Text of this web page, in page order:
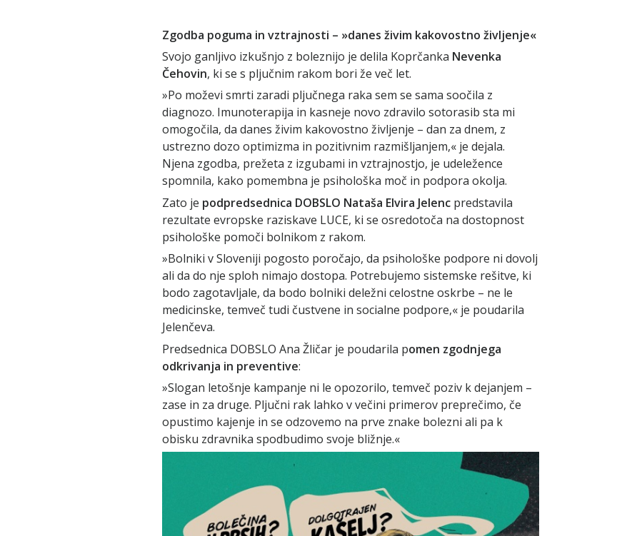
Zgodba poguma in vztrajnosti – »danes živim kakovostno življenje«
Svojo ganljivo izkušnjo z boleznijo je delila Koprčanka Nevenka
Čehovin, ki se s pljučnim rakom bori že več let.
»Po moževi smrti zaradi pljučnega raka sem se sama soočila z
diagnozo. Imunoterapija in kasneje novo zdravilo sotorasib sta mi
omogočila, da danes živim kakovostno življenje – dan za dnem, z
ustrezno dozo optimizma in pozitivnim razmišljanjem,« je dejala.
Njena zgodba, prežeta z izgubami in vztrajnostjo, je udeležence
spomnila, kako pomembna je psihološka moč in podpora okolja.
Zato je podpredsednica DOBSLO Nataša Elvira Jelenc predstavila
rezultate evropske raziskave LUCE, ki se osredotoča na dostopnost
psihološke pomoči bolnikom z rakom.
»Bolniki v Sloveniji pogosto poročajo, da psihološke podpore ni dovolj
ali da do nje sploh nimajo dostopa. Potrebujemo sistemske rešitve, ki
bodo zagotavljale, da bodo bolniki deležni celostne oskrbe – ne le
medicinske, temveč tudi čustvene in socialne podpore,« je poudarila
Jelenčeva.
Predsednica DOBSLO Ana Žličar je poudarila pomen zgodnjega
odkrivanja in preventive:
»Slogan letošnje kampanje ni le opozorilo, temveč poziv k dejanjem –
zase in za druge. Pljučni rak lahko v večini primerov preprečimo, če
opustimo kajenje in se odzovemo na prve znake bolezni ali pa k
obisku zdravnika spodbudimo svoje bližnje.«